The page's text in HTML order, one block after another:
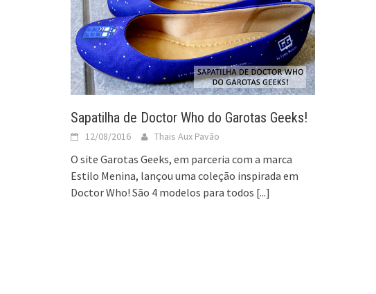
Sapatilha de Doctor Who do Garotas Geeks!
12/08/2016 Thais Aux Pavão
O site Garotas Geeks, em parceria com a marca
Estilo Menina, lançou uma coleção inspirada em
Doctor Who! São 4 modelos para todos [...]